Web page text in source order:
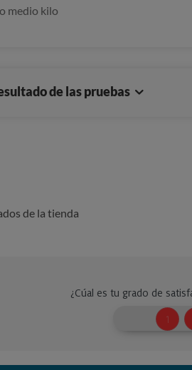
medio kilo
de las pruebas
de la tienda